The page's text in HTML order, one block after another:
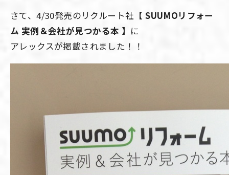
さて、4/30発売のリクルート社 【 SUUMOリフォー
ム 実例＆会社が見つかる本 】 に
アレックスが掲載されました！！